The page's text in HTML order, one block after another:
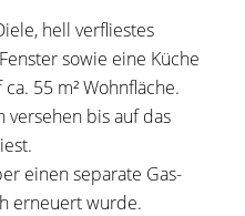
hell verfliestes
sowie eine Küche
55 m² Wohnfläche.
bis auf das
einen separate Gas-
erneuert wurde.